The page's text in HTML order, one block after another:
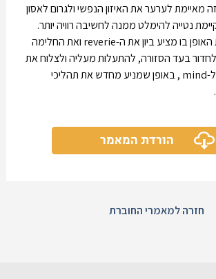
מאיימת לערער את האיזון הנפשי ולגרום לאסון
נטייה להימלט ממנה לחשיבה רוויה יותר.
אנסה להמחיש את האופן בו מציע ביון את ה-reverie ואת החלימה
בעד הסזורה, להתעלות מעליה ולצלוח את
הפער שבין mind ל-mind , באופן שמניע מחדש את תהליכי
הורדת המאמר
חזרה למאמרי החוברת